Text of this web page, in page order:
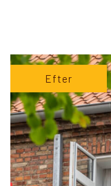
Efter